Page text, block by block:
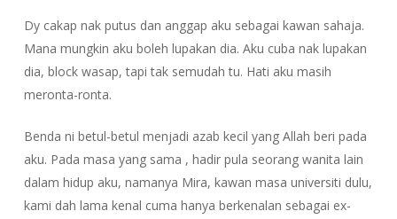
Dy cakap nak putus dan anggap aku sebagai kawan sahaja.
Mana mungkin aku boleh lupakan dia. Aku cuba nak lupakan
dia, block wasap, tapi tak semudah tu. Hati aku masih
meronta-ronta.
Benda ni betul-betul menjadi azab kecil yang Allah beri pada
aku. Pada masa yang sama , hadir pula seorang wanita lain
dalam hidup aku, namanya Mira, kawan masa universiti dulu,
kami dah lama kenal cuma hanya berkenalan sebagai ex-